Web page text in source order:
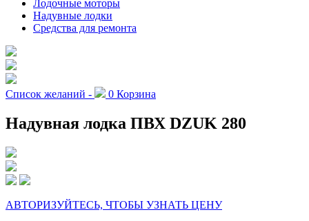
Лодочные моторы
Надувные лодки
Средства для ремонта
Список желаний - 0 Корзина
Надувная лодка ПВХ DZUK 280
АВТОРИЗУЙТЕСЬ, ЧТОБЫ УЗНАТЬ ЦЕНУ